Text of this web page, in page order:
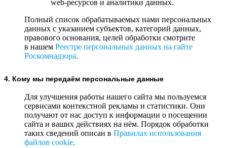
web-ресурсов и аналитики данных.
Полный список обрабатываемых нами персональных
данных с указанием субъектов, категорий данных,
правового основания, целей обработки смотрите
в нашем Реестре персональных данных на сайте
Роскомнадзора.
4. Кому мы передаём персональные данные
Для улучшения работы нашего сайта мы пользуемся
сервисами контекстной рекламы и статистики. Они
получают от нас доступ к информации о посещении
сайта и ваших действиях на нём. Порядок обработки
таких сведений описан в Правилах использования
файлов cookie.